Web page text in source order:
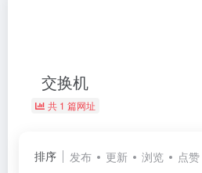
交换机
共 1 篇网址
排序 发布 更新 浏览 点赞